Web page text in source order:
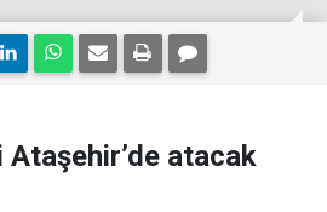
atacak